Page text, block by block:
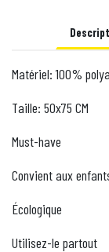
Matériel: 100%
Taille: 50x75 CM
Must-have
Convient aux
Écologique
Utilisez-le partout